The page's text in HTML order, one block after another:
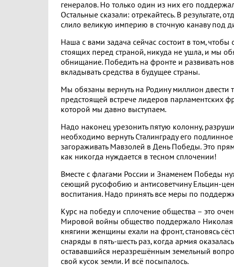
генералов. Но только один из них его
Остальные сказали: отрекайтесь. В результате,
слило великую империю в сточную канаву под
Наша с вами задача сейчас состоит в том,
стоящих перед страной, никуда не ушла, и мы
обнищание. Победить на фронте и развивать
вкладывать средства в будущее страны.
Мы обязаны вернуть на Родину миллион двести
предстоящей встрече лидеров парламентских
которой мы давно выступаем.
Надо наконец урезонить пятую колонну,
необходимо вернуть Сталинграду его
загораживать Мавзолей в День Победы. Это
как никогда нуждается в тесном сплочении!
Вместе с флагами России и Знаменем Победы
сеющий русофобию и антисоветчину Ельцин-
воспитания. Надо принять все меры по
Курс на победу и сплочение общества – это
Мировой войны общество поддержало Николая
княгини женщины ехали на фронт, становясь
снаряды в пять-шесть раз, когда армия
остававшийся неразрешённым земельный
свой кусок земли. И всё посыпалось.